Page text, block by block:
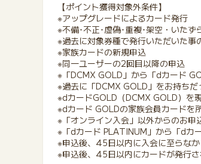
【ポイント獲得対象外条件】
※アップグレードによるカード発行
※不備･不正･虚偽･重複･架空・いた
※過去に対象券種で発行いただいた事
※家族カードの新規申込
※同一ユーザーの2回目以降の申込
※「DCMX GOLD」から「dカード
※過去に「DCMX GOLD」をお持ちだ
※dカードGOLD（DCMX GOLD）を
※dカード GOLDの家族会員カードを
※「オンライン入会」以外からのお
※「dカード PLATINUM」から「dカ
※申込後、45日以内に入会に至らな
※申込後、45日以内にカードが発行